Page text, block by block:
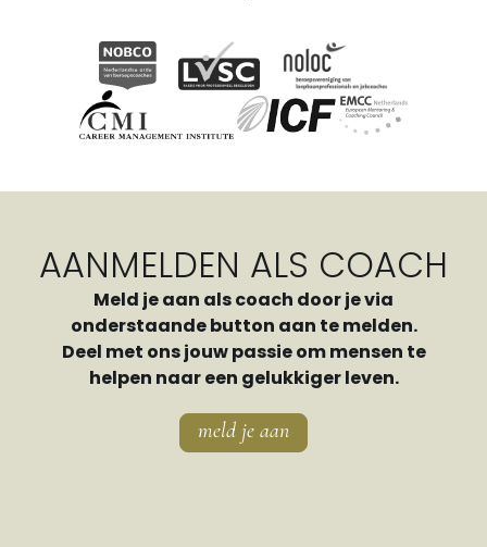
AANMELDEN ALS COACH
Meld je aan als coach door je via
onderstaande button aan te melden.
Deel met ons jouw passie om mensen te
helpen naar een gelukkiger leven.
meld je aan